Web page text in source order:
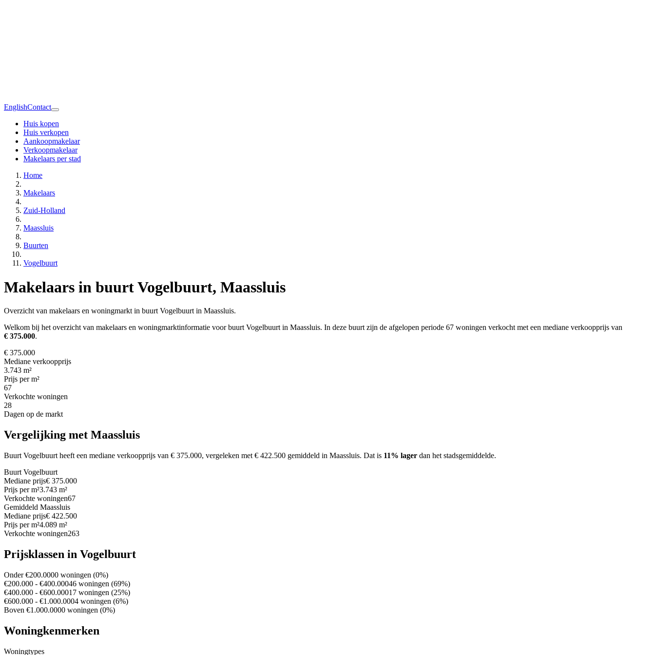
EnglishContact
Huis kopen
Huis verkopen
Aankoopmakelaar
Verkoopmakelaar
Makelaars per stad
Home
Makelaars
Zuid-Holland
Maassluis
Buurten
Vogelbuurt
Makelaars in buurt Vogelbuurt, Maassluis
Overzicht van makelaars en woningmarkt in buurt Vogelbuurt in Maassluis.
Welkom bij het overzicht van makelaars en woningmarktinformatie voor buurt Vogelbuurt in Maassluis. In deze buurt zijn de afgelopen periode 67 woningen verkocht met een mediane verkoopprijs van
€ 375.000.
€ 375.000
Mediane verkoopprijs
3.743 m²
Prijs per m²
67
Verkochte woningen
28
Dagen op de markt
Vergelijking met Maassluis
Buurt Vogelbuurt heeft een mediane verkoopprijs van € 375.000, vergeleken met € 422.500 gemiddeld in Maassluis. Dat is 11% lager dan het stadsgemiddelde.
Buurt Vogelbuurt
Mediane prijs€ 375.000
Prijs per m²3.743 m²
Verkochte woningen67
Gemiddeld Maassluis
Mediane prijs€ 422.500
Prijs per m²4.089 m²
Verkochte woningen263
Prijsklassen in Vogelbuurt
Onder €200.0000 woningen (0%)
€200.000 - €400.00046 woningen (69%)
€400.000 - €600.00017 woningen (25%)
€600.000 - €1.000.0004 woningen (6%)
Boven €1.000.0000 woningen (0%)
Woningkenmerken
Woningtypes